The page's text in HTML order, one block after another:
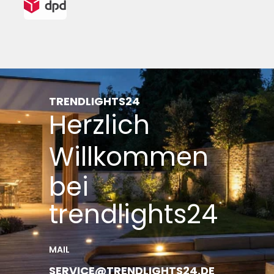
der Zufahrt zur Logistik (rechts vom
TRENDLIGHTS24
Herzlich
Willkommen
bei
trendlights24
MAIL
SERVICE@TRENDLIGHTS24.DE